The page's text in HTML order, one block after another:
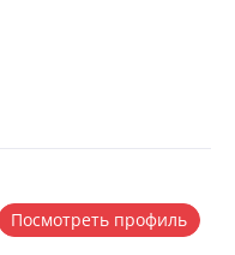
Посмотреть профиль